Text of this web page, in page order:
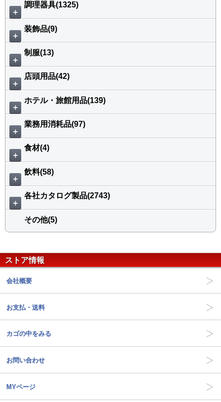
＋
調理器具(1325)
＋
装飾品(9)
＋
制服(13)
＋
店頭用品(42)
＋
ホテル・旅館用品(139)
＋
業務用消耗品(97)
＋
食材(4)
＋
飲料(58)
＋
各社カタログ製品(2743)
その他(5)
ストア情報
会社概要
お支払・送料
カゴの中をみる
お問い合わせ
MYページ